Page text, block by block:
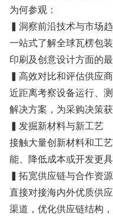
为何参观：
▍洞察前沿技术与市场
一站式了解全球瓦楞包
印刷及创意设计方面的
▍高效对比和评估供应商
近距离考察设备运行、
解决方案，为采购决策
▍发掘新材料与新工艺
接触大量创新材料和工
能、降低成本或开发更
▍拓宽供应链与合作资源
直接对接海内外优质供
渠道，优化供应链结构